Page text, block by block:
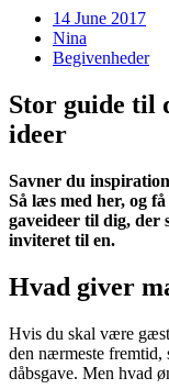
14 June 2017
Nina
Begivenheder
Stor guide til
ideer
Savner du
Så læs med her, og
gaveideer til dig, der
inviteret til en.
Hvad giver
Hvis du skal være
den nærmeste fremtid,
dåbsgave. Men hvad